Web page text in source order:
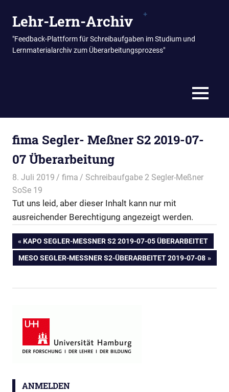
InhaltLehr-Lern-Archiv
"Feedback-Plattform für Schreibaufgaben im Studium und
Lernmaterialarchiv zum Überarbeitungsprozess"
MENÜ
fima Segler- Meßner S2 2019-07-
07 Überarbeitung
8. Juli 2019 fima
Schreibaufgabe 2 Segler-Meßner
SoSe 19
Tut uns leid, aber dieser Inhalt kann nur mit
ausreichender Berechtigung angezeigt werden.
Beitragsnavigation
VORHERIGER
BEITRAG:
KAPO SEGLER-MESSNER S2 2019-07-05 ÜBERARBEITET
NÄCHSTER
MESO SEGLER-MESSNER S2-ÜBERARBEITET 2019-07-08
ANMELDEN